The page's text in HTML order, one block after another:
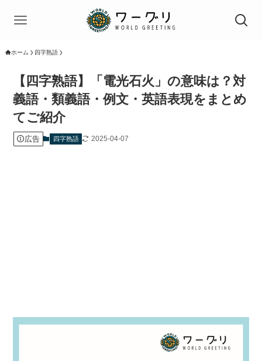
ホーム 四字熟語
【四字熟語】「電光石火」の意味は？対
義語・類義語・例文・英語表現をまとめ
てご紹介
広告 四字熟語 2025-04-07